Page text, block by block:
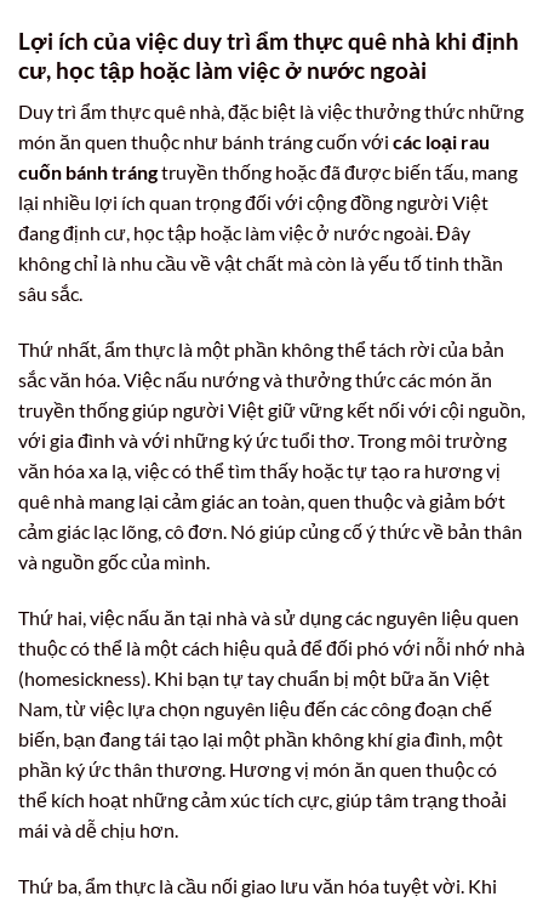
Lợi ích của việc duy trì ẩm thực quê nhà khi định
cư, học tập hoặc làm việc ở nước ngoài
Duy trì ẩm thực quê nhà, đặc biệt là việc thưởng thức những
món ăn quen thuộc như bánh tráng cuốn với các loại rau
cuốn bánh trángtruyền thống hoặc đã được biến tấu, mang
lại nhiều lợi ích quan trọng đối với cộng đồng người Việt
đang định cư, học tập hoặc làm việc ở nước ngoài. Đây
không chỉ là nhu cầu về vật chất mà còn là yếu tố tinh thần
sâu sắc.
Thứ nhất, ẩm thực là một phần không thể tách rời của bản
sắc văn hóa. Việc nấu nướng và thưởng thức các món ăn
truyền thống giúp người Việt giữ vững kết nối với cội nguồn,
với gia đình và với những ký ức tuổi thơ. Trong môi trường
văn hóa xa lạ, việc có thể tìm thấy hoặc tự tạo ra hương vị
quê nhà mang lại cảm giác an toàn, quen thuộc và giảm bớt
cảm giác lạc lõng, cô đơn. Nó giúp củng cố ý thức về bản thân
và nguồn gốc của mình.
Thứ hai, việc nấu ăn tại nhà và sử dụng các nguyên liệu quen
thuộc có thể là một cách hiệu quả để đối phó với nỗi nhớ nhà
(homesickness). Khi bạn tự tay chuẩn bị một bữa ăn Việt
Nam, từ việc lựa chọn nguyên liệu đến các công đoạn chế
biến, bạn đang tái tạo lại một phần không khí gia đình, một
phần ký ức thân thương. Hương vị món ăn quen thuộc có
thể kích hoạt những cảm xúc tích cực, giúp tâm trạng thoải
mái và dễ chịu hơn.
Thứ ba, ẩm thực là cầu nối giao lưu văn hóa tuyệt vời. Khi